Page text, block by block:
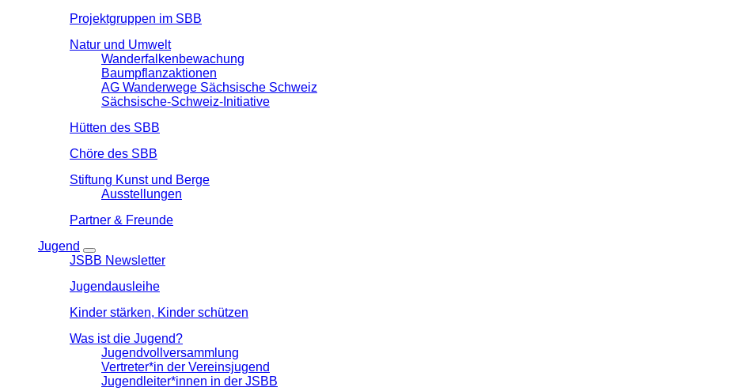
Projektgruppen im SBB
Natur und Umwelt
Wanderfalkenbewachung
Baumpflanzaktionen
AG Wanderwege Sächsische Schweiz
Sächsische-Schweiz-Initiative
Hütten des SBB
Chöre des SBB
Stiftung Kunst und Berge
Ausstellungen
Partner & Freunde
Jugend
JSBB Newsletter
Jugendausleihe
Kinder stärken, Kinder schützen
Was ist die Jugend?
Jugendvollversammlung
Vertreter*in der Vereinsjugend
Jugendleiter*innen in der JSBB